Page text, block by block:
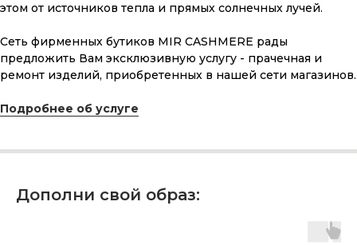
этом от источников тепла и прямых солнечных лучей.
Сеть фирменных бутиков MIR CASHMERE рады
предложить Вам эксклюзивную услугу - прачечная и
ремонт изделий, приобретенных в нашей сети магазинов.
Подробнее об услуге
Дополни свой образ:
ПОДАРОЧНАЯ КАРТА
Что может быть лучше подарка,
сделанного с любовью, теплом
и рассчитанного на долгие годы?
КУПИТЬ КАРТУ